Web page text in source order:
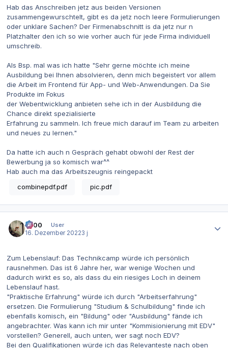
Hab das Anschreiben jetz aus beiden Versionen
zusammengewurschtelt, gibt es da jetz noch leere Formulierungen
oder unklare Sachen? Der Firmenabschnitt is da jetz nur n
Platzhalter den ich so wie vorher auch für jede Firma individuell
umschreib.
Als Bsp. mal was ich hatte "Sehr gerne möchte ich meine
Ausbildung bei Ihnen absolvieren, denn mich begeistert vor allem
die Arbeit im Frontend für App- und Web-Anwendungen. Da Sie
Produkte im Fokus
der Webentwicklung anbieten sehe ich in der Ausbildung die
Chance direkt spezialisierte
Erfahrung zu sammeln. Ich freue mich darauf im Team zu arbeiten
und neues zu lernen."
Da hatte ich auch n Gespräch gehabt obwohl der Rest der
Bewerbung ja so komisch war^^
Hab auch ma das Arbeitszeugnis reingepackt
combinepdf.pdf
pic.pdf
0x00
User
16. Dezember 20223 j
Zum Lebenslauf: Das Technikcamp würde ich persönlich
rausnehmen. Das ist 6 Jahre her, war wenige Wochen und
dadurch wirkt es so, als dass du ein riesiges Loch in deinem
Lebenslauf hast.
"Praktische Erfahrung" würde ich durch "Arbeitserfahrung"
ersetzen. Die Formulierung "Studium & Schulbildung" finde ich
ebenfalls komisch, ein "Bildung" oder "Ausbildung" fände ich
angebrachter. Was kann ich mir unter "Kommisionierung mit EDV"
vorstellen? Generell, auch unten, wer sagt noch EDV?
Bei den Qualifikationen würde ich das Relevanteste nach oben